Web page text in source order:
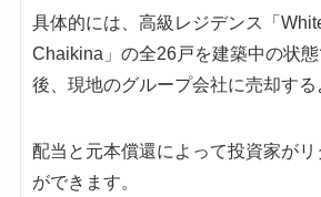
具体的には、高級レジデンス「
Chaikina」の全26戸を建築中の状
後、現地のグループ会社に売却する
配当と元本償還によって投資家がリ
ができます。